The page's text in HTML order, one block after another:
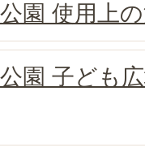
園 使用上
園 子ども